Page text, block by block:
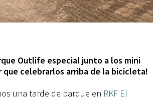
Outlife especial junto a los mini
que celebrarlos arriba de la bicicleta!
una tarde de parque en RKF El